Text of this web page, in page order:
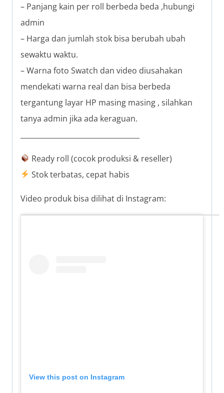
– Panjang kain per roll berbeda beda ,hubungi
admin
– Harga dan jumlah stok bisa berubah ubah
sewaktu waktu.
– Warna foto Swatch dan video diusahakan
mendekati warna real dan bisa berbeda
tergantung layar HP masing masing , silahkan
tanya admin jika ada keraguan.
Ready roll (cocok produksi & reseller)
Stok terbatas, cepat habis
Video produk bisa dilihat di Instagram:
View this post on Instagram